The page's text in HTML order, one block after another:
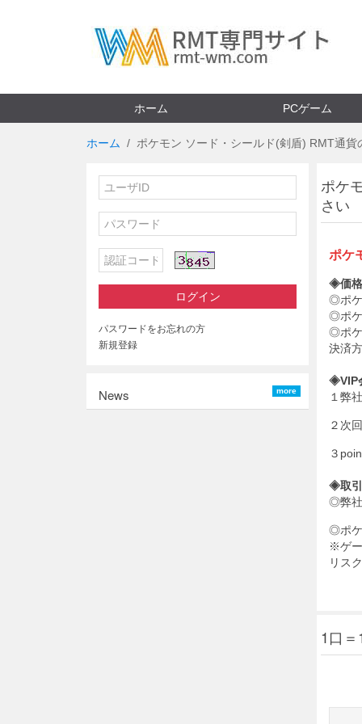
ホーム PCゲーム
ホーム ポケモン ソード・シールド(剣盾) RMT通貨
ログイン
パスワードをお忘れの方
新規登録
more
News
ポケ
さい
ポケ
◈価
◎ポケ
◎ポケ
◎ポケ
決済
◈VIP
１弊
２次
３
◈取
◎弊社
◎ポケ
※ゲ
リス
1口